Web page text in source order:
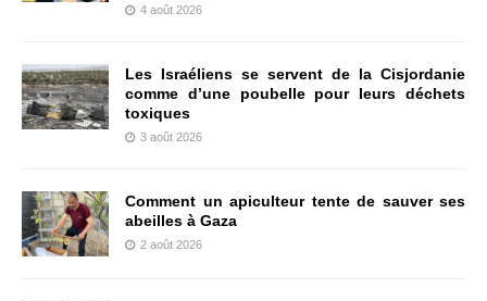
4 août 2026
Les Israéliens se servent de la Cisjordanie
comme d’une poubelle pour leurs déchets
toxiques
3 août 2026
Comment un apiculteur tente de sauver ses
abeilles à Gaza
2 août 2026